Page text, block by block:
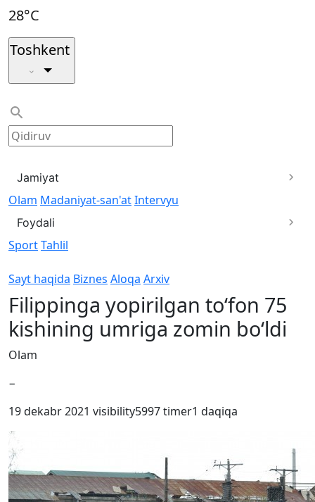
28°C
Toshkent
Jamiyat
Olam Madaniyat-san'atIntervyu
Foydali
SportTahlil
Sayt haqida Biznes Aloqa Arxiv
Filippinga yopirilgan to‘fon 75
kishining umriga zomin bo‘ldi
Olam
−
19 dekabr 2021 visibility5997timer1 daqiqa